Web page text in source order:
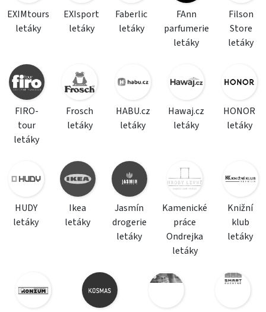
EXIMtours
letáky
EXIsport
letáky
Faberlic
letáky
FAnn
parfumerie
letáky
Filson
Store
letáky
FIRO-
tour
letáky
Frosch
letáky
HABU.cz
letáky
Hawaj.cz
letáky
HONOR
letáky
HUDY
letáky
Ikea
letáky
Jasmín
drogerie
letáky
Kamenické
práce
Ondrejka
letáky
Knižní
klub
letáky